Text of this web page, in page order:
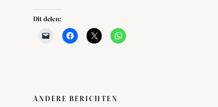
Dit delen:
ANDERE BERICHTEN